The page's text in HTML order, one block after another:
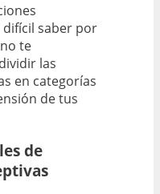
saber por
te
las
en categorías
de tus
de